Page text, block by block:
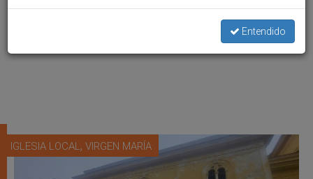
IGLESIA LOCAL, VIRGEN MARÍA
Entendido